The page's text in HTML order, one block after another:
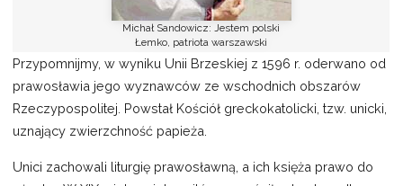
Michał Sandowicz: Jestem polski
Łemko, patriota warszawski
Przypomnijmy, w wyniku Unii Brzeskiej z 1596 r. oderwano od
prawosławia jego wyznawców ze wschodnich obszarów
Rzeczypospolitej. Powstał Kościół greckokatolicki, tzw. unicki,
uznający zwierzchność papieża.
Unici zachowali liturgię prawosławną, a ich księża prawo do